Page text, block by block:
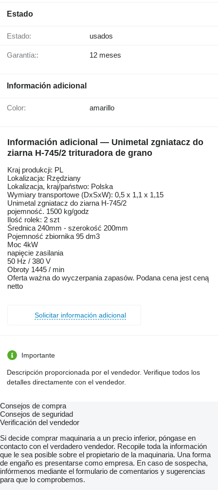
Estado
Estado: usados
Garantía:: 12 meses
Información adicional
Color: amarillo
Información adicional — Unimetal zgniatacz do
ziarna H-745/2 trituradora de grano
Kraj produkcji: PL
Lokalizacja: Rzędziany
Lokalizacja, kraj/państwo: Polska
Wymiary transportowe (DxSxW): 0,5 x 1,1 x 1,15
Unimetal zgniatacz do ziarna H-745/2
pojemność. 1500 kg/godz
Ilość rolek: 2 szt
Średnica 240mm - szerokość 200mm
Pojemność zbiornika 95 dm3
Moc 4kW
napięcie zasilania
50 Hz / 380 V
Obroty 1445 / min
Oferta ważna do wyczerpania zapasów. Podana cena jest ceną
netto
Solicitar información adicional
Importante
Descripción proporcionada por el vendedor. Verifique todos los
detalles directamente con el vendedor.
Consejos de compra
Consejos de seguridad
Verificación del vendedor
Si decide comprar maquinaria a un precio inferior, póngase en
contacto con el verdadero vendedor. Recopile toda la información
que le sea posible sobre el propietario de la maquinaria. Una forma
de engaño es presentarse como empresa. En caso de sospecha,
infórmenos mediante el formulario de comentarios y sugerencias
para que lo comprobemos.